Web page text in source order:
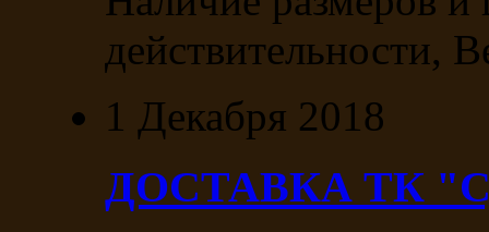
действительности,
1 Декабря 2018
ДОСТАВКА ТК